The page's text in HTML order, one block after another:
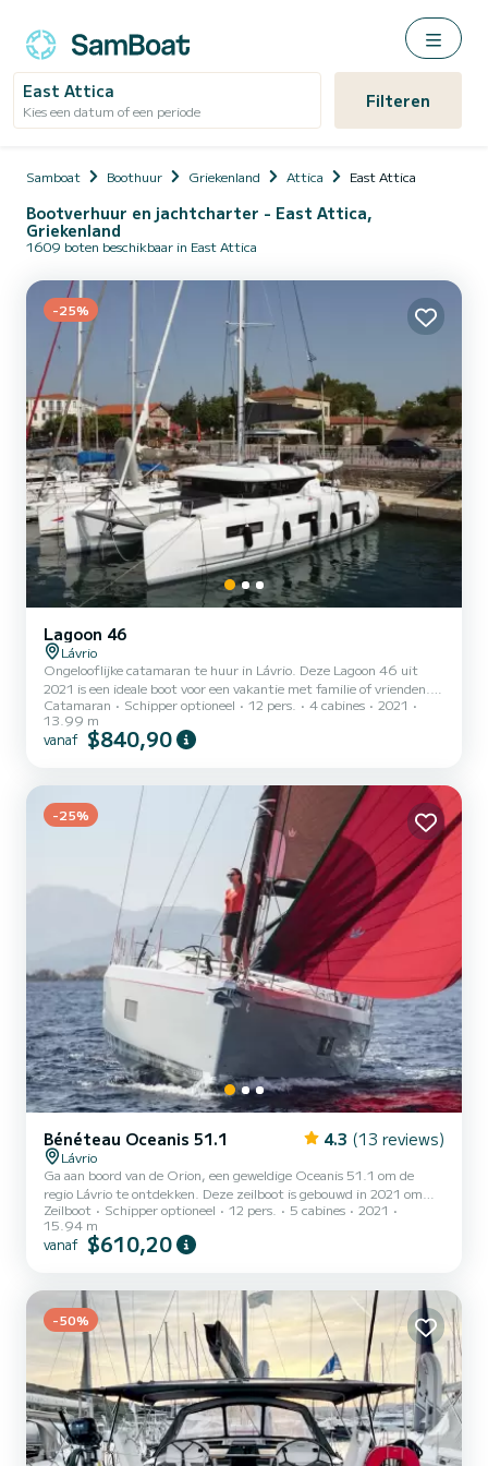
East Attica
Kies een datum of een periode Filteren
Samboat Boothuur Griekenland Attica East Attica
Bootverhuur en jachtcharter - East Attica,
Griekenland
1609 boten beschikbaar in East Attica
-25%
Lagoon 46
Lávrio
Ongelooflijke catamaran te huur in Lávrio. Deze Lagoon 46 uit
2021 is een ideale boot voor een vakantie met familie of vrienden. U
gaat een uitzonderlijke cruise maken op deze catamaran van 14
meter. U kunt maximaal 12 passagiers ontvangen tijdens het
cruisen en profiteren van de 4 hutten met totaal comfort. Voor uw
Catamaran Schipper optioneel 12 pers. 4 cabines
2021
13.99 m
vanaf $840,90
-25%
Bénéteau Oceanis 51.1 4.3 (13 reviews)
Lávrio
Ga aan boord van de Orion, een geweldige Oceanis 51.1 om de
regio Lávrio te ontdekken. Deze zeilboot is gebouwd in 2021 om
volledig comfort en prestaties op zee te garanderen. De boot heeft
5 hutten met totaal comfort en een capaciteit van 12 passagiers.
Met een totale lengte van 16 meter en 110 pk, zal het uw beste
een douche Deze boot is uitgerust met een rolgrootzei...
Zeilboot Schipper optioneel 12 pers. 5 cabines
2021
15.94 m
vanaf $610,20
-50%